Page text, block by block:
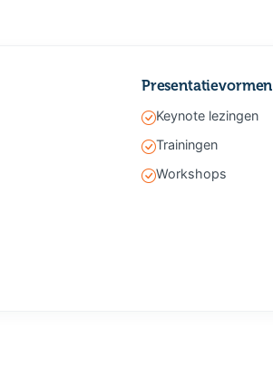
Presentatievormen
Keynote lezingen
Trainingen
Workshops